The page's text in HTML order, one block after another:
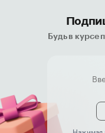
Будь в курсе